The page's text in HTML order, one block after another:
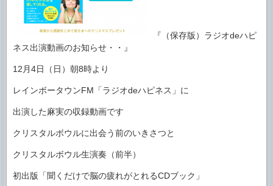
『（保存版）ラジオdeハピ
ネス出演動画のお知らせ・・』
12月4日（日）朝8時より
レインボータウンFM「ラジオdeハピネス」に
出演した麻実の収録動画です
クリスタルボウルに出会う前のいきさつと
クリスタルボウル生演奏（前半）
初出版「聞くだけで脳の疲れがとれるCDブック」